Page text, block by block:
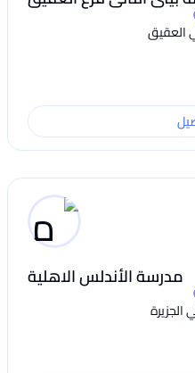
العقيق
مدرسة الأندلس الاهلية
الجزيرة